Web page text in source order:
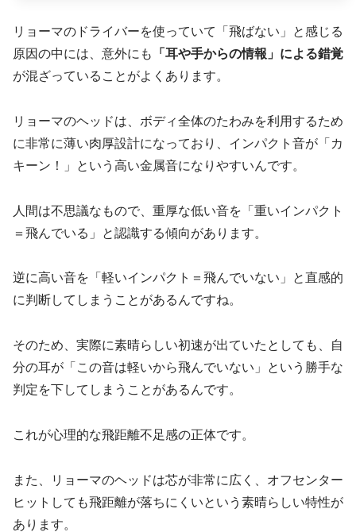
リョーマのドライバーを使っていて「飛ばない」と感じる
原因の中には、意外にも
「耳や手からの情報」による錯覚
が混ざっていることがよくあります。
リョーマのヘッドは、ボディ全体のたわみを利用するため
に非常に薄い肉厚設計になっており、インパクト音が「カ
キーン！」という高い金属音になりやすいんです。
人間は不思議なもので、重厚な低い音を「重いインパクト
＝飛んでいる」と認識する傾向があります。
逆に高い音を「軽いインパクト＝飛んでいない」と直感的
に判断してしまうことがあるんですね。
そのため、実際に素晴らしい初速が出ていたとしても、自
分の耳が「この音は軽いから飛んでいない」という勝手な
判定を下してしまうことがあるんです。
これが心理的な飛距離不足感の正体です。
また、リョーマのヘッドは芯が非常に広く、オフセンター
ヒットしても飛距離が落ちにくいという素晴らしい特性が
あります。